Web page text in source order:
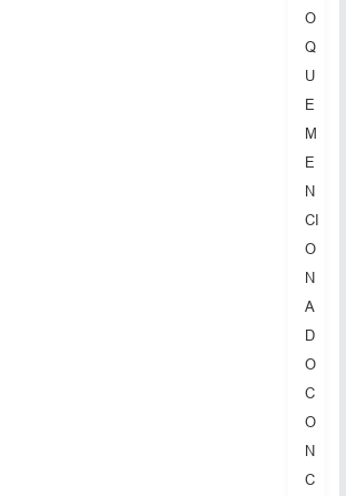
O
Q
U
E
M
E
N
CI
O
N
A
D
O
C
O
N
C